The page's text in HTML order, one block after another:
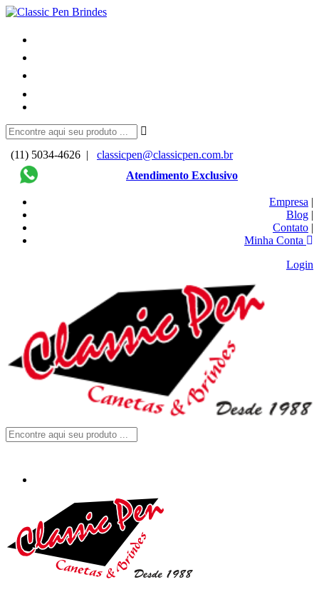
(11) 5034-4626 |
classicpen@classicpen.com.br
Atendimento Exclusivo
Empresa |
Blog |
Contato |
Minha Conta
Login